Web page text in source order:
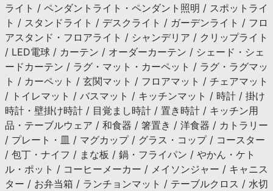
ライト / ペンダントライト・ペンダント照明 / スポットライ
ト / スタンドライト / デスクライト / ガーデンライト / フロ
アスタンド・フロアライト / シャンデリア / クリップライト
/ LED電球 / カーテン / オーダーカーテン / シェード・シェ
ードカーテン / ラグ・マット・カーペット / ラグ・ラグマッ
ト / カーペット / 玄関マット / フロアマット / チェアマット
/ トイレマット / バスマット / キッチンマット / 時計 / 掛け
時計・壁掛け時計 / 目覚まし時計 / 置き時計 / キッチン用
品・テーブルウェア / 和食器 / 箸置き / 洋食器 / カトラリー
/ プレート・皿 / マグカップ / グラス・コップ / コースター
/ 包丁・ナイフ / まな板 / 鍋・フライパン / やかん・ケト
ル・ポット / コーヒーメーカー / メイソンジャー / キャニス
ター / お弁当箱 / ランチョンマット / テーブルクロス / 水切